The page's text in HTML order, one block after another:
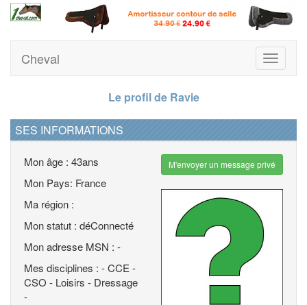
Toggle
Cheval
Le profil de Ravie
SES INFORMATIONS
Mon âge : 43ans
Mon Pays: France
Ma région :
Mon statut : déConnecté
Mon adresse MSN : -
Mes disciplines : - CCE -
CSO - Loisirs - Dressage
-
M'envoyer un message privé